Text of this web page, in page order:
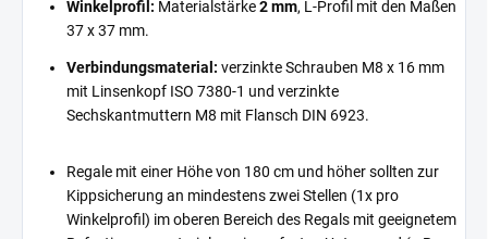
Winkelprofil: Materialstärke2 mm, L-Profil mit den Maßen
37 x 37 mm.
Verbindungsmaterial: verzinkte Schrauben M8 x 16 mm
mit Linsenkopf ISO 7380-1 und verzinkte
Sechskantmuttern M8 mit Flansch DIN 6923.
Regale mit einer Höhe von 180 cm und höher sollten zur
Kippsicherung an mindestens zwei Stellen (1x pro
Winkelprofil) im oberen Bereich des Regals mit geeignetem